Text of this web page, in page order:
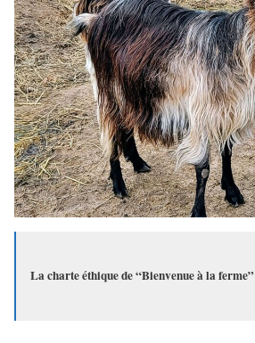
La charte éthique de “Bienvenue à la ferme”